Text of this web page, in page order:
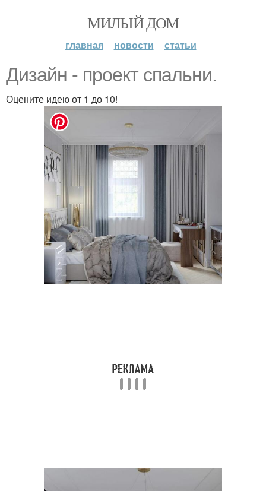
МИЛЫЙ ДОМ
главная новости статьи
Дизайн - проект спальни.
Оцените идею от 1 до 10!